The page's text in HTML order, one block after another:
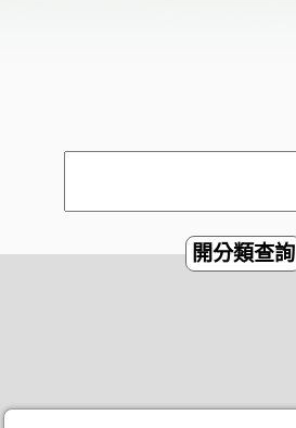
開分類查詢